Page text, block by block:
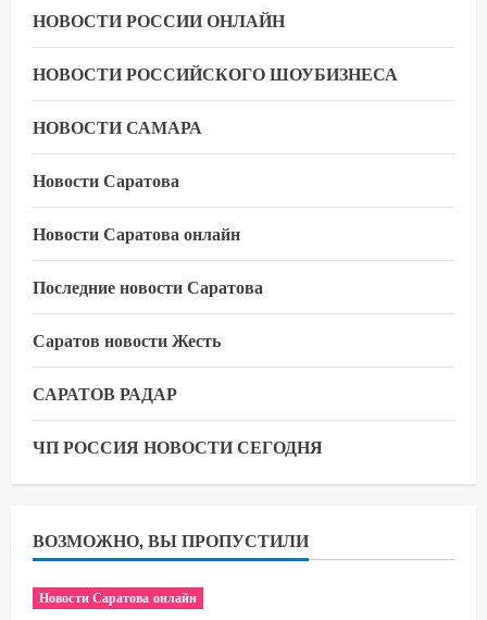
НОВОСТИ РОССИИ ОНЛАЙН
НОВОСТИ РОССИЙСКОГО ШОУБИЗНЕСА
НОВОСТИ САМАРА
Новости Саратова
Новости Саратова онлайн
Последние новости Саратова
Саратов новости Жесть
САРАТОВ РАДАР
ЧП РОССИЯ НОВОСТИ СЕГОДНЯ
ВОЗМОЖНО, ВЫ ПРОПУСТИЛИ
Новости Саратова онлайн